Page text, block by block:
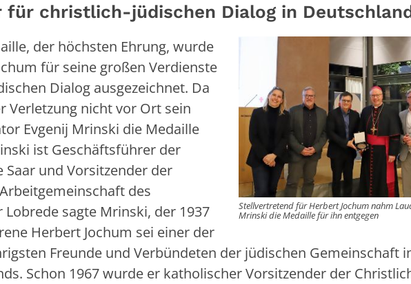
für christlich-jüdischen Dialog in
Stellvertretend für Herbert Jochum nahm
Mrinski die Medaille für ihn entgegen
der höchsten Ehrung, wurde
für seine großen Verdienste
Dialog ausgezeichnet. Da
Verletzung nicht vor Ort sein
Evgenij Mrinski die Medaille
ist Geschäftsführer der
Saar und Vorsitzender der
des
Lobrede sagte Mrinski, der 1937
Herbert Jochum sei einer der
Freunde und Verbündeten der jüdischen Gemeinschaft
Schon 1967 wurde er katholischer Vorsitzender der